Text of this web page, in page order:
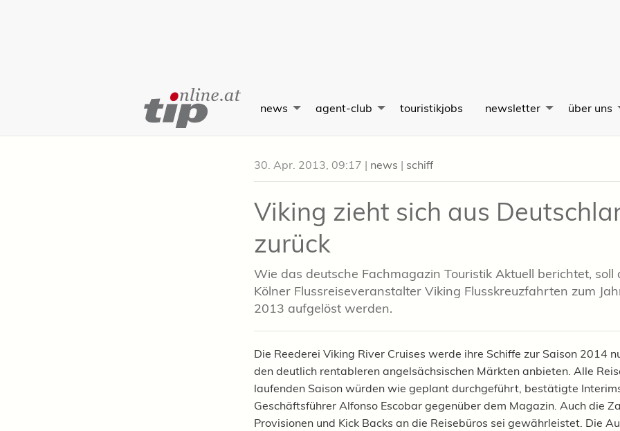
Content
news agent-club touristikjobs newsletter über uns
30. Apr. 2013, 09:17 | news | schiff
Viking zieht sich aus
zurück
Wie das deutsche Fachmagazin Touristik Aktuell berichtet, soll
Kölner Flussreiseveranstalter Viking Flusskreuzfahrten zum
2013 aufgelöst werden.
Die Reederei Viking River Cruises werde ihre Schiffe zur Saison 2014
den deutlich rentableren angelsächsischen Märkten anbieten. Alle
laufenden Saison würden wie geplant durchgeführt, bestätigte
Geschäftsführer Alfonso Escobar gegenüber dem Magazin. Auch die
Provisionen und Kick Backs an die Reisebüros sei gewährleistet. Die